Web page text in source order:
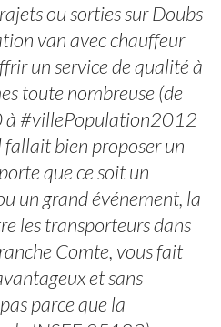
ou sorties sur Doubs
van avec chauffeur
un service de qualité à
toute nombreuse (de
à #villePopulation2012
bien proposer un
que ce soit un
un grand événement, la
les transporteurs dans
Comte, vous fait
et sans
parce que la